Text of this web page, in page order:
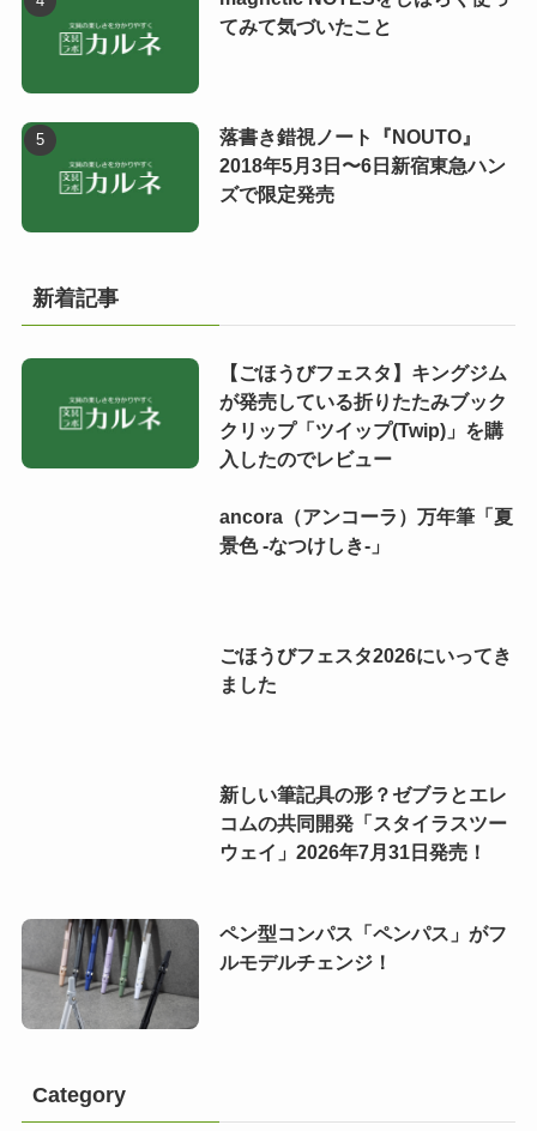
てみて気づいたこと
落書き錯視ノート『NOUTO』
2018年5月3日〜6日新宿東急ハン
ズで限定発売
新着記事
【ごほうびフェスタ】キングジム
が発売している折りたたみブック
クリップ「ツイップ(Twip)」を購
入したのでレビュー
ancora（アンコーラ）万年筆「夏
景色 -なつけしき-」
ごほうびフェスタ2026にいってき
ました
新しい筆記具の形？ゼブラとエレ
コムの共同開発「スタイラスツー
ウェイ」2026年7月31日発売！
ペン型コンパス「ペンパス」がフ
ルモデルチェンジ！
Category